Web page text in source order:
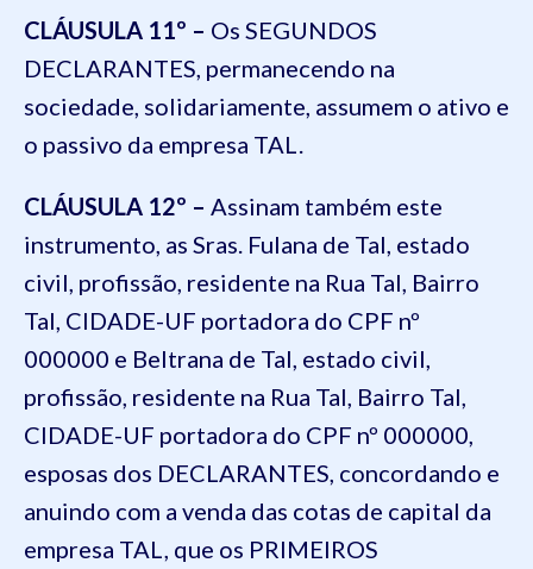
CLÁUSULA 11º – Os SEGUNDOS
DECLARANTES, permanecendo na
sociedade, solidariamente, assumem o ativo e
o passivo da empresa TAL.
CLÁUSULA 12º – Assinam também este
instrumento, as Sras. Fulana de Tal, estado
civil, profissão, residente na Rua Tal, Bairro
Tal, CIDADE-UF portadora do CPF nº
000000 e Beltrana de Tal, estado civil,
profissão, residente na Rua Tal, Bairro Tal,
CIDADE-UF portadora do CPF nº 000000,
esposas dos DECLARANTES, concordando e
anuindo com a venda das cotas de capital da
empresa TAL, que os PRIMEIROS